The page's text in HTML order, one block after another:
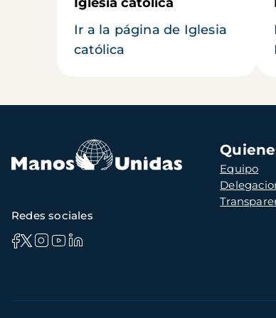
Ir a la página de Iglesia
católica
Navegación
principal
Equipo
Redes sociales